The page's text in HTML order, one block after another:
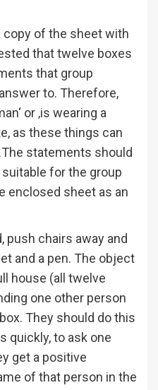
copy of the sheet with
that twelve boxes
that group
to. Therefore,
or ‚is wearing a
as these things can
statements should
for the group
enclosed sheet as an
push chairs away and
and a pen. The object
house (all twelve
one other person
They should do this
quickly, to ask one
get a positive
of that person in the